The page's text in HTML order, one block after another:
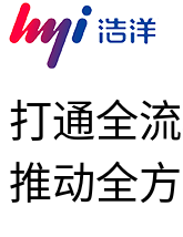
打通全
推动全